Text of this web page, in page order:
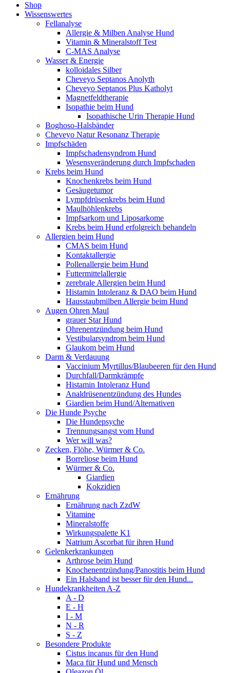
Shop
Wissenswertes
Fellanalyse
Allergie & Milben Analyse Hund
Vitamin & Mineralstoff Test
C-MAS Analyse
Wasser & Energie
kolloidales Silber
Cheveyo Septanos Anolyth
Cheveyo Septanos Plus Katholyt
Magnetfeldtherapie
Isopathie beim Hund
Isopathische Urin Therapie Hund
Boghoso-Halsbänder
Cheveyo Natur Resonanz Therapie
Impfschäden
Impfschadensyndrom Hund
Wesensveränderung durch Impfschaden
Krebs beim Hund
Knochenkrebs beim Hund
Gesäugetumor
Lympfdrüsenkrebs beim Hund
Maulhöhlenkrebs
Impfsarkom und Liposarkome
Krebs beim Hund erfolgreich behandeln
Allergien beim Hund
CMAS beim Hund
Kontaktallergie
Pollenallergie beim Hund
Futtermittelallergie
zerebrale Allergien beim Hund
Histamin Intoleranz & DAO beim Hund
Hausstaubmilben Allergie beim Hund
Augen Ohren Maul
grauer Star Hund
Ohrenentzündung beim Hund
Vestibularsyndrom beim Hund
Glaukom beim Hund
Darm & Verdauung
Vaccinium Myrtillus/Blaubeeren für den Hund
Durchfall/Darmkrämpfe
Histamin Intoleranz Hund
Analdrüsenentzündung des Hundes
Giardien beim Hund/Alternativen
Die Hunde Psyche
Die Hundepsyche
Trennungsangst vom Hund
Wer will was?
Zecken, Flöhe, Würmer & Co.
Borreliose beim Hund
Würmer & Co.
Giardien
Kokzidien
Ernährung
Ernährung nach ZzdW
Vitamine
Mineralstoffe
Wirkungspalette K1
Natrium Ascorbat für ihren Hund
Gelenkerkrankungen
Arthrose beim Hund
Knochenentzündung/Panostitis beim Hund
Ein Halsband ist besser für den Hund...
Hundekrankheiten A-Z
A - D
E - H
I - M
N - R
S - Z
Besondere Produkte
Cistus incanus für den Hund
Maca für Hund und Mensch